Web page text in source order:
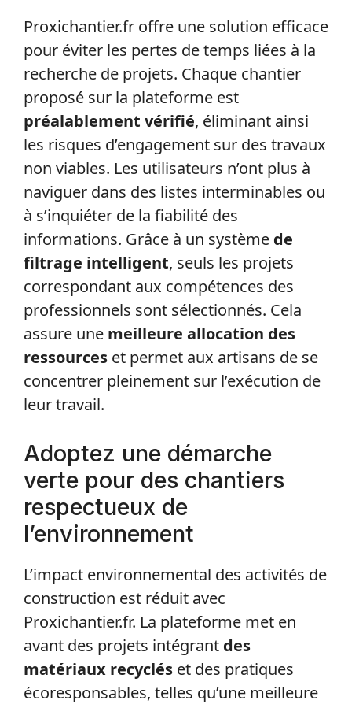
Proxichantier.fr offre une solution efficace
pour éviter les pertes de temps liées à la
recherche de projets. Chaque chantier
proposé sur la plateforme est
préalablement vérifié, éliminant ainsi
les risques d’engagement sur des travaux
non viables. Les utilisateurs n’ont plus à
naviguer dans des listes interminables ou
à s’inquiéter de la fiabilité des
informations. Grâce à un système de
filtrage intelligent, seuls les projets
correspondant aux compétences des
professionnels sont sélectionnés. Cela
assure une meilleure allocation des
ressources et permet aux artisans de se
concentrer pleinement sur l’exécution de
leur travail.
Adoptez une démarche
verte pour des chantiers
respectueux de
l’environnement
L’impact environnemental des activités de
construction est réduit avec
Proxichantier.fr. La plateforme met en
avant des projets intégrant des
matériaux recyclés et des pratiques
écoresponsables, telles qu’une meilleure